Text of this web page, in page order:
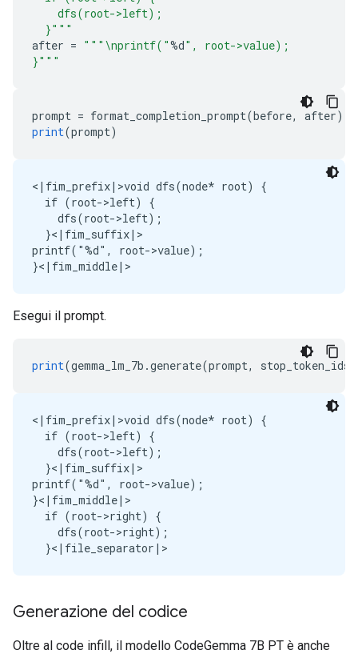
dfs(root->left);
}"""
after = """\nprintf("%d", root->value);
}"""
prompt = format_completion_prompt(before, after)
print(prompt)
<|fim_prefix|>void dfs(node* root) {
  if (root->left) {
    dfs(root->left);
  }<|fim_suffix|>
printf("%d", root->value);
Esegui il prompt.
print(gemma_lm_7b .generate(prompt, stop_token_ids
<|fim_prefix|>void dfs(node* root) {
  if (root->left) {
    dfs(root->left);
  }<|fim_suffix|>
printf("%d", root->value);
}<|fim_middle|>
  if (root->right) {
    dfs(root->right);
Generazione del codice
Oltre al code infill, il modello CodeGemma 7B PT è anche